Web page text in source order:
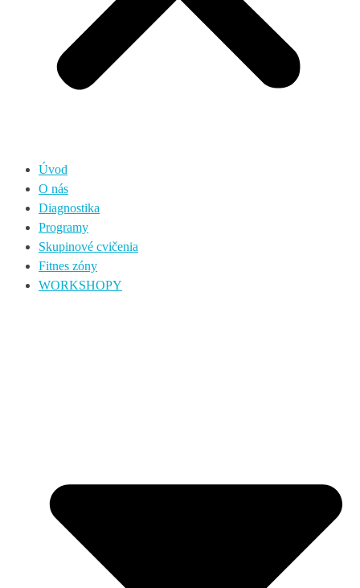
Úvod
O nás
Diagnostika
Programy
Skupinové cvičenia
Fitnes zóny
WORKSHOPY